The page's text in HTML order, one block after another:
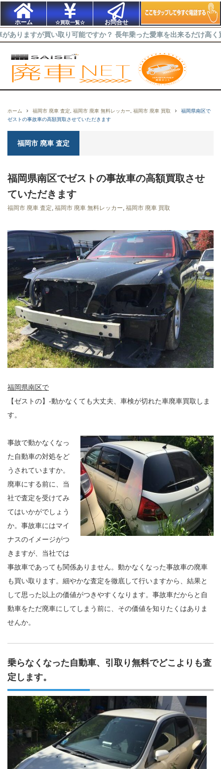
ホーム ☆買取一覧☆ お問合せ
取り可能ですか？ 長年乗った愛車を出来るだけ高く買取ってほ
ホーム 福岡市 廃車 査定 福岡市 廃車 無料レッカー 福岡市 廃車 買取
福岡県南区で
ゼストの事故車の高額買取させていただきます
福岡市 廃車 査定
福岡県南区でゼストの事故車の高額買取させ
ていただきます
福岡市 廃車 査定, 福岡市 廃車 無料レッカー, 福岡市 廃車 買取
福岡県南区で
【ゼストの】-動かなくても大丈夫、車検が切れた車廃車買取しま
す。
事故で動かなくなっ
た自動車の対処をど
うされていますか。
廃車にする前に、当
社で査定を受けてみ
てはいかがでしょう
か。事故車にはマイ
ナスのイメージがつ
きますが、当社では
事故車であっても関係ありません。動かなくなった事故車の廃車
も買い取ります。細やかな査定を徹底して行いますから、結果と
して思った以上の価値がつきやすくなります。事故車だからと自
動車をただ廃車にしてしまう前に、その価値を知りたくはありま
せんか。
乗らなくなった自動車、引取り無料でどこよりも査
定します。